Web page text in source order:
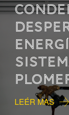
DE
LEÉR MAS